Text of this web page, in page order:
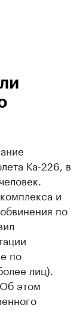
Ка-226, в
и
по
по
лиц).
этом